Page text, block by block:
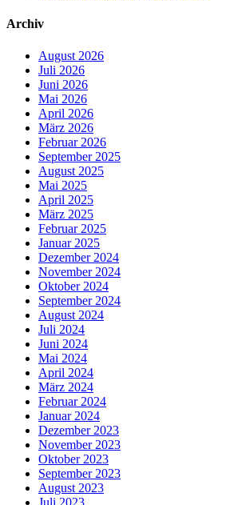
Archiv
August 2026
Juli 2026
Juni 2026
Mai 2026
April 2026
März 2026
Februar 2026
September 2025
August 2025
Mai 2025
April 2025
März 2025
Februar 2025
Januar 2025
Dezember 2024
November 2024
Oktober 2024
September 2024
August 2024
Juli 2024
Juni 2024
Mai 2024
April 2024
März 2024
Februar 2024
Januar 2024
Dezember 2023
November 2023
Oktober 2023
September 2023
August 2023
Juli 2023